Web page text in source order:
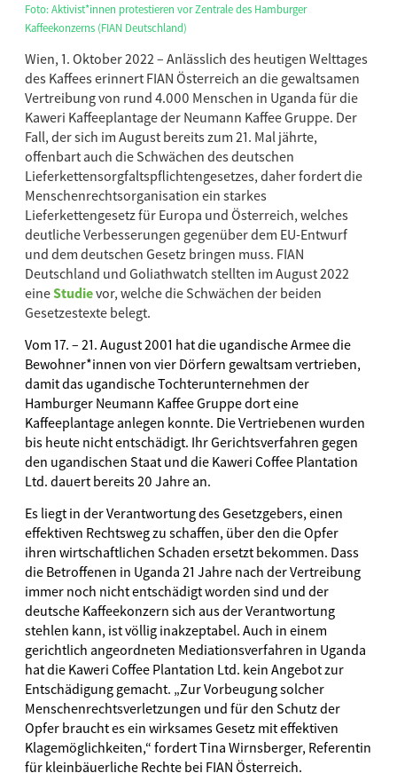
Foto: Aktivist*innen protestieren vor Zentrale des Hamburger
Kaffeekonzerns (FIAN Deutschland)
Wien, 1. Oktober 2022 – Anlässlich des heutigen Welttages
des Kaffees erinnert FIAN Österreich an die gewaltsamen
Vertreibung von rund 4.000 Menschen in Uganda für die
Kaweri Kaffeeplantage der Neumann Kaffee Gruppe. Der
Fall, der sich im August bereits zum 21. Mal jährte,
offenbart auch die Schwächen des deutschen
Lieferkettensorgfaltspflichtengesetzes, daher fordert die
Menschenrechtsorganisation ein starkes
Lieferkettengesetz für Europa und Österreich, welches
deutliche Verbesserungen gegenüber dem EU-Entwurf
und dem deutschen Gesetz bringen muss. FIAN
Deutschland und Goliathwatch stellten im August 2022
eineStudievor, welche die Schwächen der beiden
Gesetzestexte belegt.
Vom 17. – 21. August 2001 hat die ugandische Armee die
Bewohner*innen von vier Dörfern gewaltsam vertrieben,
damit das ugandische Tochterunternehmen der
Hamburger Neumann Kaffee Gruppe dort eine
Kaffeeplantage anlegen konnte. Die Vertriebenen wurden
bis heute nicht entschädigt. Ihr Gerichtsverfahren gegen
den ugandischen Staat und die Kaweri Coffee Plantation
Ltd. dauert bereits 20 Jahre an.
Es liegt in der Verantwortung des Gesetzgebers, einen
effektiven Rechtsweg zu schaffen, über den die Opfer
ihren wirtschaftlichen Schaden ersetzt bekommen. Dass
die Betroffenen in Uganda 21 Jahre nach der Vertreibung
immer noch nicht entschädigt worden sind und der
deutsche Kaffeekonzern sich aus der Verantwortung
stehlen kann, ist völlig inakzeptabel. Auch in einem
gerichtlich angeordneten Mediationsverfahren in Uganda
hat die Kaweri Coffee Plantation Ltd. kein Angebot zur
Entschädigung gemacht. „Zur Vorbeugung solcher
Menschenrechtsverletzungen und für den Schutz der
Opfer braucht es ein wirksames Gesetz mit effektiven
Klagemöglichkeiten,“ fordert Tina Wirnsberger, Referentin
für kleinbäuerliche Rechte bei FIAN Österreich.